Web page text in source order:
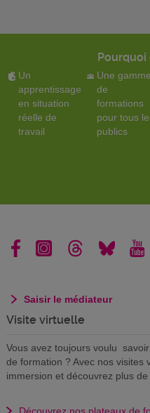
Pourquoi
Un
apprentissage
en situation
réelle de
travail
Une gamme
de
formations
pour tous
publics
Saisir le médiateur
Visite virtuelle
Vous avez toujours voulu
de formation ? Avec nos visites
immersion et découvrez plus